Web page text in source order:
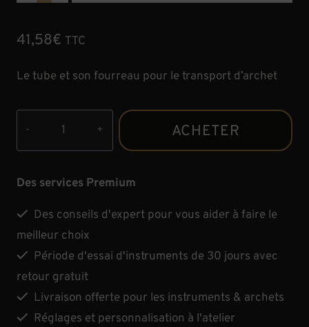
41,58€ TTC
Le tube et son fourreau pour le transport d’archet
Tube
pour
BAM
ACHETER
Des services Premium
Des conseils d'expert pour vous aider à faire le
meilleur choix
Période d'essai d'instruments de 30 jours avec
retour gratuit
Livraison offerte pour les instruments & archets
Réglages et personnalisation à l'atelier